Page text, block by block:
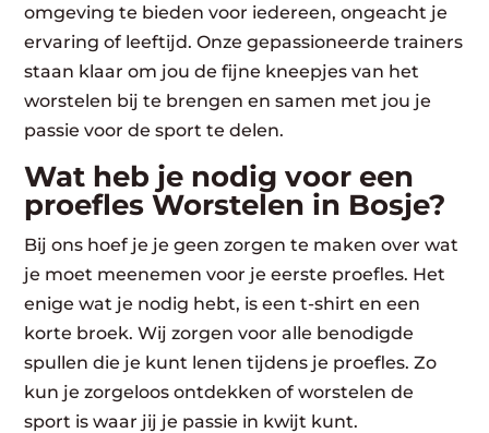
omgeving te bieden voor iedereen, ongeacht je
ervaring of leeftijd. Onze gepassioneerde trainers
staan klaar om jou de fijne kneepjes van het
worstelen bij te brengen en samen met jou je
passie voor de sport te delen.
Wat heb je nodig voor een
proefles Worstelen in Bosje?
Bij ons hoef je je geen zorgen te maken over wat
je moet meenemen voor je eerste proefles. Het
enige wat je nodig hebt, is een t-shirt en een
korte broek. Wij zorgen voor alle benodigde
spullen die je kunt lenen tijdens je proefles. Zo
kun je zorgeloos ontdekken of worstelen de
sport is waar jij je passie in kwijt kunt.